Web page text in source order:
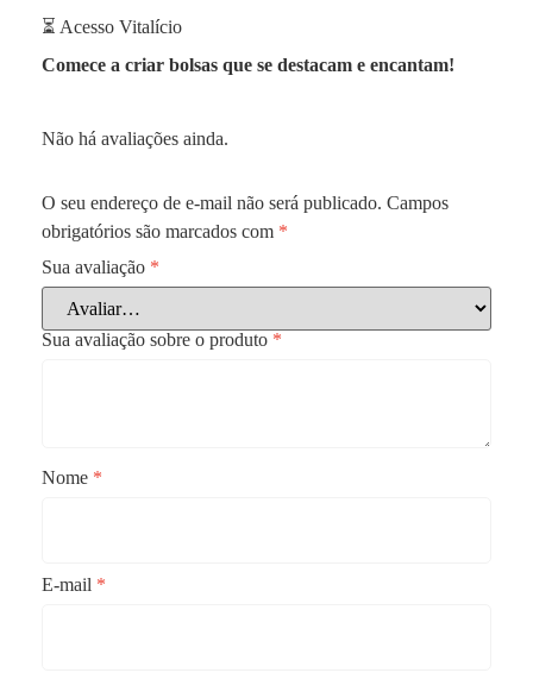
⏳ Acesso Vitalício
Comece a criar bolsas que se destacam e encantam!
Não há avaliações ainda.
O seu endereço de e-mail não será publicado. Campos
obrigatórios são marcados com *
Sua avaliação *
Sua avaliação sobre o produto *
Nome *
E-mail *